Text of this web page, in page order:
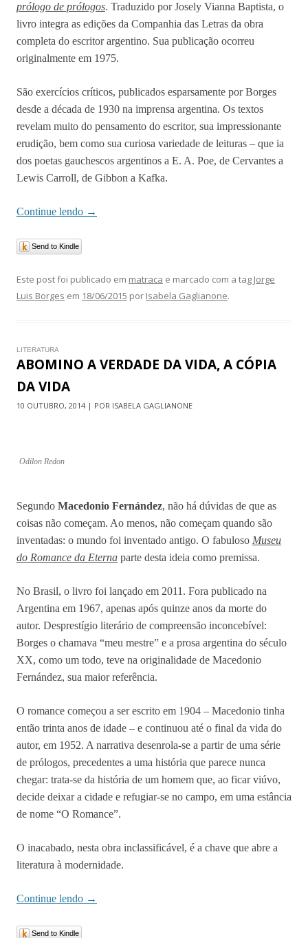
prólogo de prólogos. Traduzido por Josely Vianna Baptista, o
livro integra as edições da Companhia das Letras da obra
completa do escritor argentino. Sua publicação ocorreu
originalmente em 1975.
São exercícios críticos, publicados esparsamente por Borges
desde a década de 1930 na imprensa argentina. Os textos
revelam muito do pensamento do escritor, sua impressionante
erudição, bem como sua curiosa variedade de leituras – que ia
dos poetas gauchescos argentinos a E. A. Poe, de Cervantes a
Lewis Carroll, de Gibbon a Kafka.
Continue lendo →
Send to Kindle
Este post foi publicado em matraca e marcado com a tag Jorge
Luis Borges em 18/06/2015 por Isabela Gaglianone.
LITERATURA
ABOMINO A VERDADE DA VIDA, A CÓPIA
DA VIDA
10 OUTUBRO, 2014 | POR ISABELA GAGLIANONE
Odilon Redon
Segundo Macedonio Fernández, não há dúvidas de que as
coisas não começam. Ao menos, não começam quando são
inventadas: o mundo foi inventado antigo. O fabuloso Museu
do Romance da Eterna parte desta ideia como premissa.
No Brasil, o livro foi lançado em 2011. Fora publicado na
Argentina em 1967, apenas após quinze anos da morte do
autor. Desprestígio literário de compreensão inconcebível:
Borges o chamava “meu mestre” e a prosa argentina do século
XX, como um todo, teve na originalidade de Macedonio
Fernández, sua maior referência.
O romance começou a ser escrito em 1904 – Macedonio tinha
então trinta anos de idade – e continuou até o final da vida do
autor, em 1952. A narrativa desenrola-se a partir de uma série
de prólogos, precedentes a uma história que parece nunca
chegar: trata-se da história de um homem que, ao ficar viúvo,
decide deixar a cidade e refugiar-se no campo, em uma estância
de nome “O Romance”.
O inacabado, nesta obra inclassificável, é a chave que abre a
literatura à modernidade.
Continue lendo →
Send to Kindle